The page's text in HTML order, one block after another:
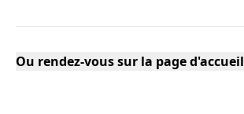
Ou rendez-vous sur la page d'accueil